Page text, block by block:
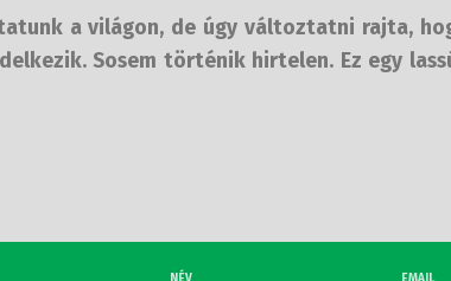
a világon, de úgy változtatni rajta,
Sosem történik hirtelen. Ez egy